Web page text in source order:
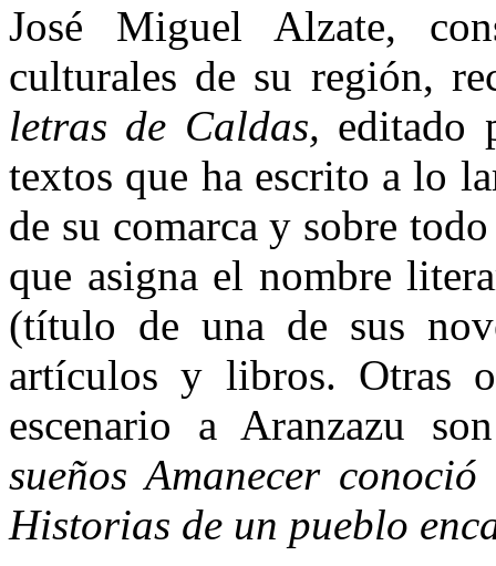
José Miguel Alzate,
culturales de su región,
letras de Caldas, editado
textos que ha escrito a lo
de su comarca y sobre
que asigna el nombre
(título de una de sus
artículos y libros. Otras
escenario a Aranzazu
sueños Amanecer
Historias de un pueblo